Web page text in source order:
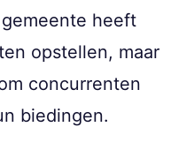
heeft
opstellen, maar
concurrenten
biedingen.